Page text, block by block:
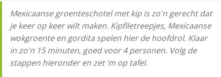
Mexicaanse groenteschotel met kip is zo'n gerecht dat
je keer op keer wilt maken. Kipfiletreepjes, Mexicaanse
wokgroente en gordita spelen hier de hoofdrol. Klaar
in zo'n 15 minuten, goed voor 4 personen. Volg de
stappen hieronder en zet ‘m op tafel.